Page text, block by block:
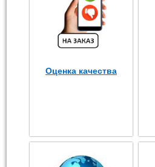
Оценка качества